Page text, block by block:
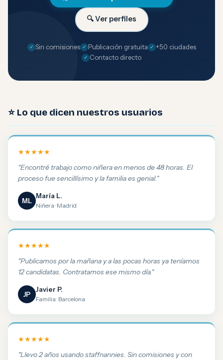
🔍 Ver perfiles
Sin comisiones Publicación gratuita
+50 ciudades
Contacto directo
⭐ Lo que dicen nuestros usuarios
★★★★★
"Encontré trabajo como niñera en menos de 48 horas. El
proceso fue sencillísimo y la familia es genial."
ML
María L.
Niñera · Madrid
★★★★★
"Publicamos por la mañana y a las pocas horas ya teníamos
12 candidatas. Contratamos ese mismo día."
JP
Javier P.
Familia · Barcelona
★★★★★
"Llevo 2 años usando staffnannies. Sin comisiones y con